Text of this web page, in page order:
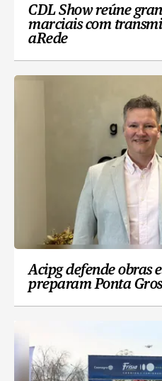
CDL Show reúne
marciais com
aRede
Acipg defende obras
preparam Ponta